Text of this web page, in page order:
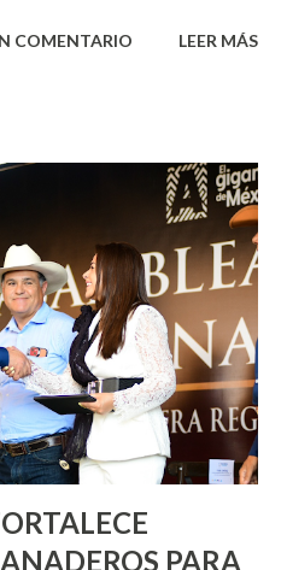
inicio al programa
capital. Leo Montañez
se usarán cerca de 90 mil
para dar inicio en la calle
y la calle 22 de Octubre, con
casas. Posteriormente se
de Nuestra Señora de la
Decreto 27 de Septiembre, en
Agua, en la comunidad
edificios de...
COMENTARIO LEER MÁS
PARA